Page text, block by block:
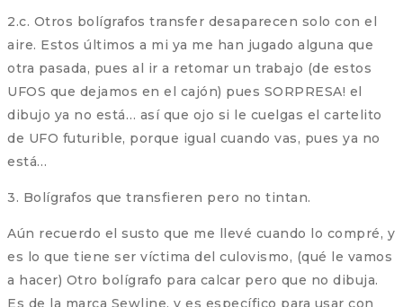
2.c. Otros bolígrafos transfer desaparecen solo con el
aire. Estos últimos a mi ya me han jugado alguna que
otra pasada, pues al ir a retomar un trabajo (de estos
UFOS que dejamos en el cajón) pues SORPRESA! el
dibujo ya no está… así que ojo si le cuelgas el cartelito
de UFO futurible, porque igual cuando vas, pues ya no
está…
3. Bolígrafos que transfieren pero no tintan.
Aún recuerdo el susto que me llevé cuando lo compré, y
es lo que tiene ser víctima del culovismo, (qué le vamos
a hacer) Otro bolígrafo para calcar pero que no dibuja.
Es de la marca Sewline, y es específico para usar con